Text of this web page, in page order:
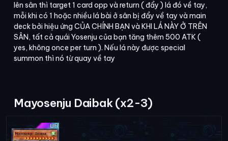
lên sân thì target 1 card opp và return ( đẩy ) lá đó về tay,
mỗi khi có 1 hoặc nhiều lá bài ở sân bị đẩy về tay và main
deck bởi hiệu ứng CỦA CHÍNH BẠN và KHI LÁ NÀY Ở TRÊN
SÂN, tất cả quái Yosenju của bạn tăng thêm 500 ATK (
yes, không once per turn ). Nếu lá này được special
summon thì nó từ quay về tay
Mayosenju Daibak (x2-3)